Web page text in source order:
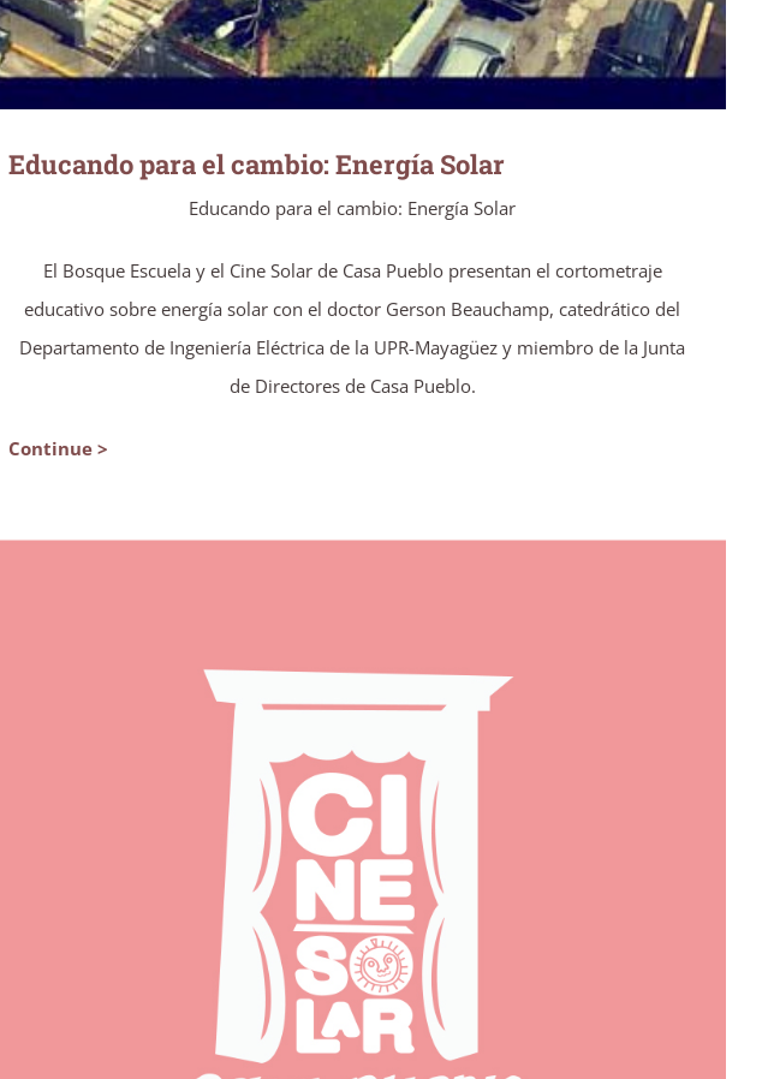
Educando para el cambio: Energía Solar
Educando para el cambio: Energía Solar
El Bosque Escuela y el Cine Solar de Casa Pueblo presentan el cortometraje
educativo sobre energía solar con el doctor Gerson Beauchamp, catedrático del
Departamento de Ingeniería Eléctrica de la UPR-Mayagüez y miembro de la Junta
de Directores de Casa Pueblo.
Continue >
Matinee Info